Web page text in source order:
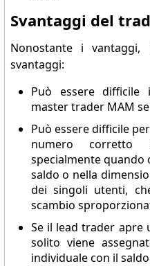
Svantaggi del
Nonostante i
svantaggi:
Può essere
master trader MAM
Può essere difficile
numero
specialmente quando
saldo o nella
dei singoli utenti,
scambio
Se il lead trader apre
solito viene
individuale con il